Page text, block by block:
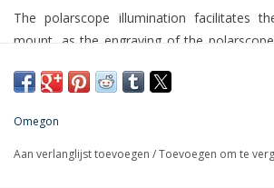
The polarscope illumination facilitates
mount, as the engraving of the
engraving.
Omegon
Aan verlanglijst toevoegen /Toevoegen om te